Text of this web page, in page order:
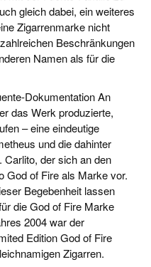
gleich dabei, ein weiteres
Zigarrenmarke nicht
Beschränkungen
Namen als für die
Dokumentation An
das Werk produzierte,
– eine eindeutige
und die dahinter
der sich an den
God of Fire als Marke vor.
Begebenheit lassen
die God of Fire Marke
2004 war der
Edition God of Fire
Zigarren.